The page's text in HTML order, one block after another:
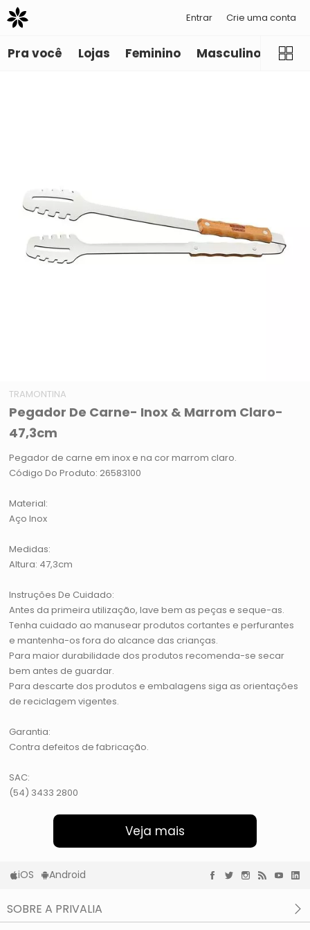
Entrar Crie uma conta
Pra você Lojas Feminino Masculino
TRAMONTINA
Pegador De Carne- Inox & Marrom Claro-
47,3cm
Pegador de carne em inox e na cor marrom claro.
Código Do Produto: 26583100
Material:
Aço Inox
Medidas:
Altura: 47,3cm
Instruções De Cuidado:
Antes da primeira utilização, lave bem as peças e seque-as.
Tenha cuidado ao manusear produtos cortantes e perfurantes
e mantenha-os fora do alcance das crianças.
Para maior durabilidade dos produtos recomenda-se secar
bem antes de guardar.
Para descarte dos produtos e embalagens siga as orientações
de reciclagem vigentes.
Garantia:
Contra defeitos de fabricação.
SAC:
(54) 3433 2800
Veja mais
iOS Android
SOBRE A PRIVALIA